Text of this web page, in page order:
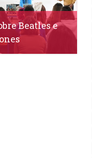
Beatles e